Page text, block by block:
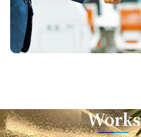
Works